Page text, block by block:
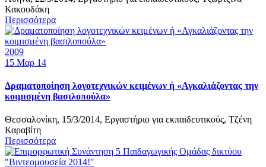
Κακουδάκη
Περισσότερα
2009
15 Μαρ 14
Δραματοποίηση λογοτεχνικών κειμένων ή «Αγκαλιάζοντας την
κοιμισμένη βασιλοπούλα»
Θεσσαλονίκη, 15/3/2014, Εργαστήριο για εκπαιδευτικούς, Τζένη
Καραβίτη
Περισσότερα